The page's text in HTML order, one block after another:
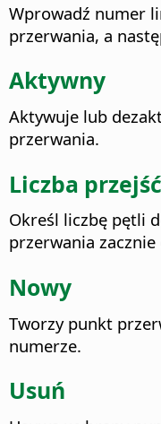
Wprowadź numer
przerwania, a
Aktywny
Aktywuje lub
przerwania.
Liczba przejść
Określ liczbę pętli
przerwania
Nowy
Tworzy punkt
numerze.
Usuń